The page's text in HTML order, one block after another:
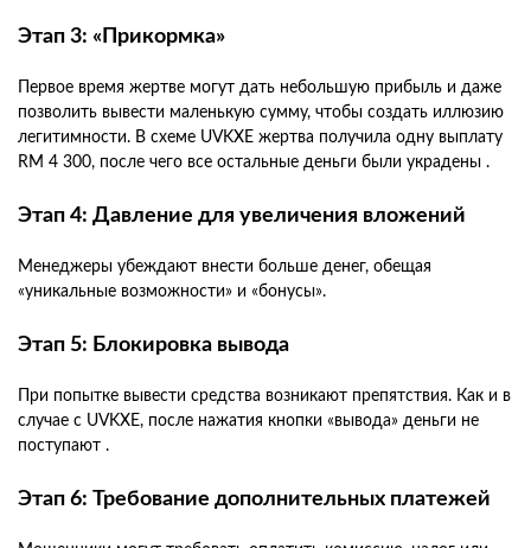
Этап 3: «Прикормка»
Первое время жертве могут дать небольшую прибыль и даже
позволить вывести маленькую сумму, чтобы создать иллюзию
легитимности. В схеме UVKXE жертва получила одну выплату
RM 4 300, после чего все остальные деньги были украдены .
Этап 4: Давление для увеличения вложений
Менеджеры убеждают внести больше денег, обещая
«уникальные возможности» и «бонусы».
Этап 5: Блокировка вывода
При попытке вывести средства возникают препятствия. Как и в
случае с UVKXE, после нажатия кнопки «вывода» деньги не
поступают .
Этап 6: Требование дополнительных платежей